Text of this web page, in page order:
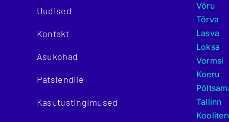
Uudised
Kontakt
Asukohad
Patsiendile
Kasutustingimused
Võru
Tõrva
Lasva
Loksa
Vormsi
Koeru
Tallinn